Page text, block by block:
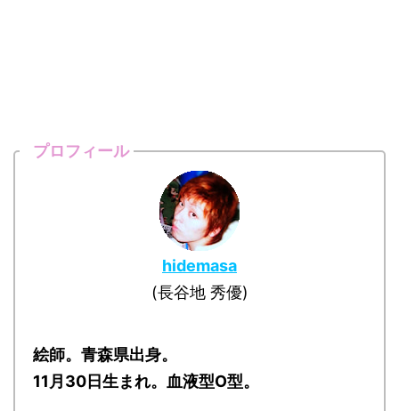
プロフィール
hidemasa
(長谷地 秀優)
絵師。青森県出身。
11月30日生まれ。血液型O型。